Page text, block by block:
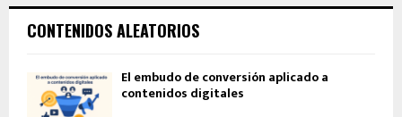
CONTENIDOS ALEATORIOS
El embudo de conversión aplicado a
contenidos digitales